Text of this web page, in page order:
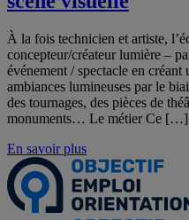
À la fois technicien et artiste,
concepteur/créateur lumière –
événement / spectacle en
ambiances lumineuses par le
des tournages, des pièces de
monuments… Le métier Ce […]
En savoir plus